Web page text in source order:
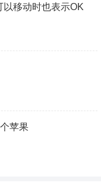
移动时也表示OK
苹果